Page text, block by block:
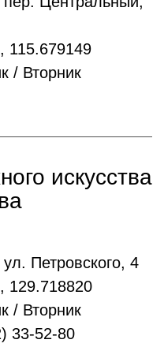
115.679149
/ Вторник
искусства
Петровского, 4
129.718820
/ Вторник
33-52-80